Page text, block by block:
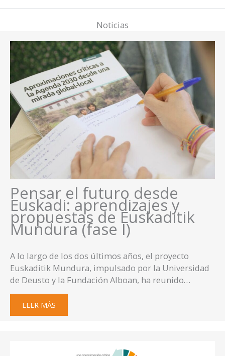
Noticias
Pensar el futuro desde
Euskadi: aprendizajes y
propuestas de Euskaditik
Mundura (fase I)
A lo largo de los dos últimos años, el proyecto
Euskaditik Mundura, impulsado por la Universidad
de Deusto y la Fundación Alboan, ha reunido…
LEER MÁS